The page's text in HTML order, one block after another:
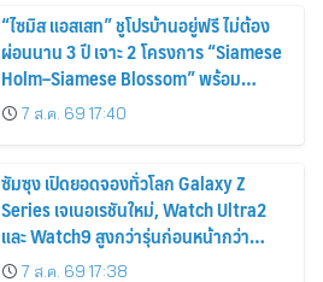
“ไซมิส แอสเสท” ชูโปรบ้านอยู่ฟรี ไม่ต้อง
ผ่อนนาน 3 ปี เจาะ 2 โครงการ “Siamese
Holm–Siamese Blossom” พร้อม
ส่วนลดและสิทธิพิเศษถึง 31 สิงหาคม
2569
7 ส.ค. 69 17:40
ซัมซุง เปิดยอดจองทั่วโลก Galaxy Z
Series เจเนอเรชันใหม่, Watch Ultra2
และ Watch9 สูงกว่ารุ่นก่อนหน้ากว่า
30%7 ส.ค. 69 17:38